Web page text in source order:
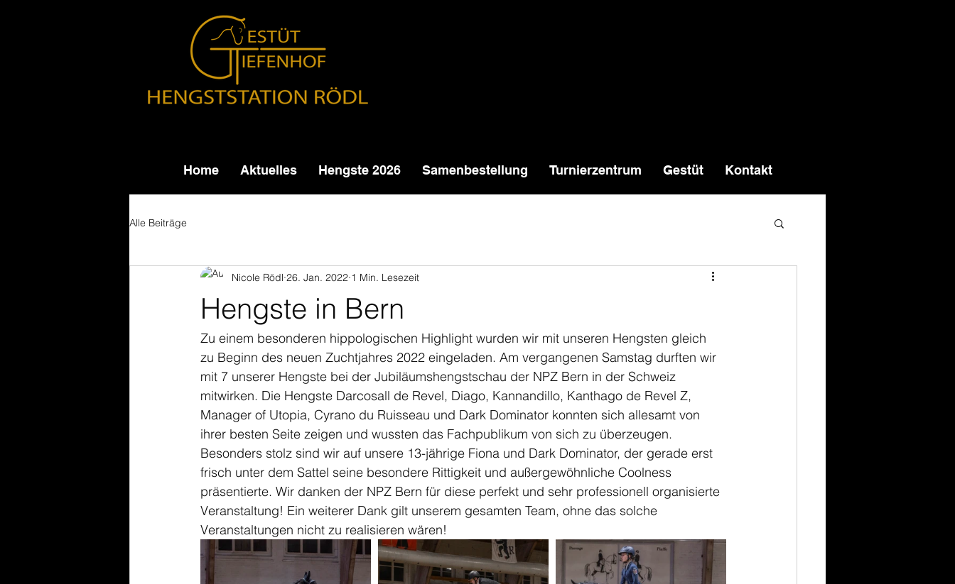
Home Aktuelles Hengste 2026 Samenbestellung Turnierzentrum Gestüt Kontakt
Alle Beiträge
Hengste in Bern
Nicole Rödl 26. Jan. 2022 1 Min. Lesezeit
Zu einem besonderen hippologischen Highlight wurden wir mit unseren Hengsten gleich
zu Beginn des neuen Zuchtjahres 2022 eingeladen. Am vergangenen Samstag durften wir
mit 7 unserer Hengste bei der Jubiläumshengstschau der NPZ Bern in der Schweiz
mitwirken. Die Hengste Darcosall de Revel, Diago, Kannandillo, Kanthago de Revel Z,
Manager of Utopia, Cyrano du Ruisseau und Dark Dominator konnten sich allesamt von
ihrer besten Seite zeigen und wussten das Fachpublikum von sich zu überzeugen.
Besonders stolz sind wir auf unsere 13-jährige Fiona und Dark Dominator, der gerade erst
frisch unter dem Sattel seine besondere Rittigkeit und außergewöhnliche Coolness
präsentierte. Wir danken der NPZ Bern für diese perfekt und sehr professionell organisierte
Veranstaltung! Ein weiterer Dank gilt unserem gesamten Team, ohne das solche
Veranstaltungen nicht zu realisieren wären!